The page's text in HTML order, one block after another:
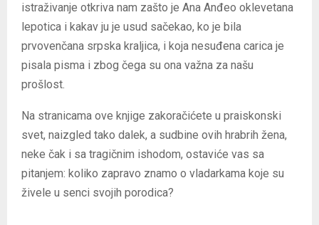
istraživanje otkriva nam zašto je Ana Anđeo oklevetana
lepotica i kakav ju je usud sačekao, ko je bila
prvovenčana srpska kraljica, i koja nesuđena carica je
pisala pisma i zbog čega su ona važna za našu
prošlost.
Na stranicama ove knjige zakoračićete u praiskonski
svet, naizgled tako dalek, a sudbine ovih hrabrih žena,
neke čak i sa tragičnim ishodom, ostaviće vas sa
pitanjem: koliko zapravo znamo o vladarkama koje su
živele u senci svojih porodica?